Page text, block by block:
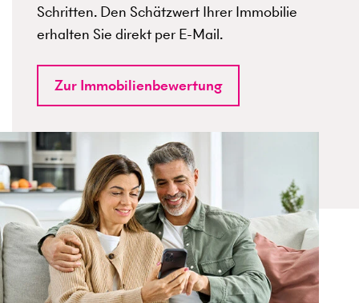
Schritten. Den Schätzwert Ihrer Immobilie
erhalten Sie direkt per E-Mail.
Zur Immobilienbewertung